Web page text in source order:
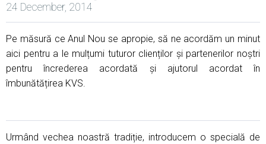
24 December, 2014
Pe măsură ce Anul Nou se apropie, să ne acordăm un minut
aici pentru a le mulțumi tuturor clienților și partenerilor noștri
pentru încrederea acordată și ajutorul acordat în
îmbunătățirea KVS.
Urmând vechea noastră tradiție, introducem o specială de